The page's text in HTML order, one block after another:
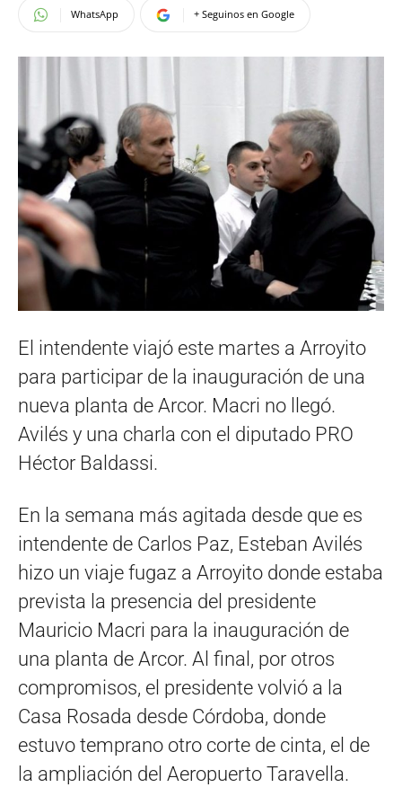
WhatsApp + Seguinos en Google
El intendente viajó este martes a Arroyito
para participar de la inauguración de una
nueva planta de Arcor. Macri no llegó.
Avilés y una charla con el diputado PRO
Héctor Baldassi.
En la semana más agitada desde que es
intendente de Carlos Paz, Esteban Avilés
hizo un viaje fugaz a Arroyito donde estaba
prevista la presencia del presidente
Mauricio Macri para la inauguración de
una planta de Arcor. Al final, por otros
compromisos, el presidente volvió a la
Casa Rosada desde Córdoba, donde
estuvo temprano otro corte de cinta, el de
la ampliación del Aeropuerto Taravella.